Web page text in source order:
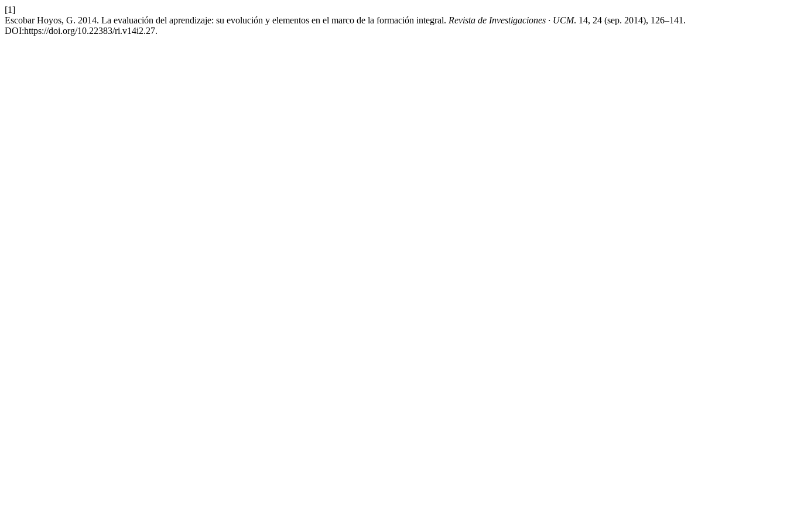
[1]
Escobar Hoyos, G. 2014. La evaluación del aprendizaje: su evolución y elementos en el marco de la formación integral. Revista de Investigaciones · UCM. 14, 24 (sep. 2014), 126–141.
DOI:https://doi.org/10.22383/ri.v14i2.27.